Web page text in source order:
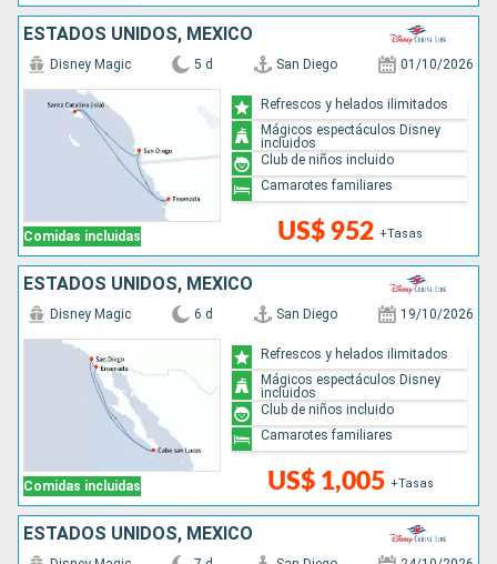
ESTADOS UNIDOS, MÉXICO
Comidas incluidas
Disney Magic 5 d San Diego 01/10/2026
US$ 952 +Tasas
Refrescos y helados ilimitados
Mágicos espectáculos Disney
incluidos
Club de niños incluido
Camarotes familiares
ESTADOS UNIDOS, MÉXICO
Comidas incluidas
Disney Magic 6 d San Diego 19/10/2026
US$ 1,005 +Tasas
Refrescos y helados ilimitados
Mágicos espectáculos Disney
incluidos
Club de niños incluido
Camarotes familiares
ESTADOS UNIDOS, MÉXICO